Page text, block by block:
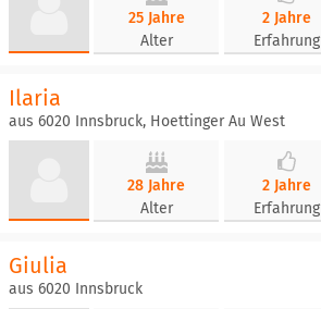
25 Jahre
Alter
2 Jahre
Erfahrung
Ilaria
aus 6020 Innsbruck, Hoettinger Au West
28 Jahre
Alter
2 Jahre
Erfahrung
Giulia
aus 6020 Innsbruck